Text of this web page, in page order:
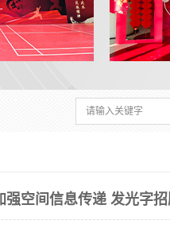
强空间信息传递 发光字